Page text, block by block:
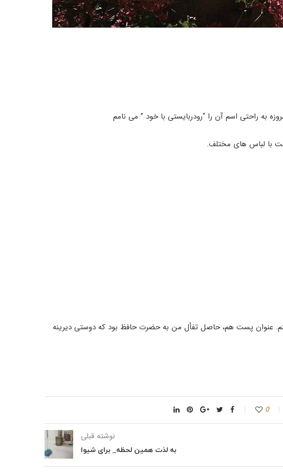
به راحتی اسم آن را “رودربایستی با خود ” می نامم
با لباس های مختلف.
عنوان پست هم، حاصل تفأل من به حضرت حافظ بود که دوستی دیرینه
0
نوشته قبلی
به لذت همین لحظه_ برای شیوا